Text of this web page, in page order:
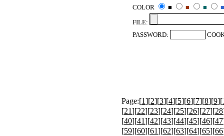
COLOR ■ ■ ■
■
FILE:
PASSWORD:
Page:[1][2][3][4][5][6][7][8][9][
[21][22][23][24][25][26][27][28
[40][41][42][43][44][45][46][47
[59][60][61][62][63][64][65][66